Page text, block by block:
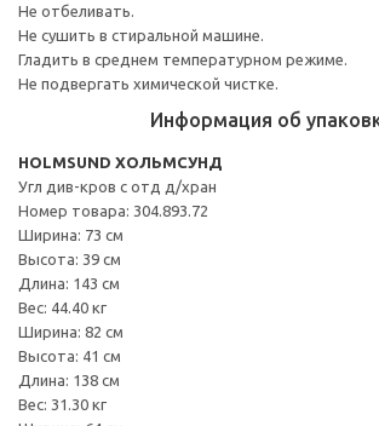
Не отбеливать.
Не сушить в стиральной машине.
Гладить в среднем температурном режиме.
Не подвергать химической чистке.
Информация об
HOLMSUND ХОЛЬМСУНД
Угл див-кров с отд д/хран
Номер товара: 304.893.72
Ширина: 73 см
Высота: 39 см
Длина: 143 см
Вес: 44.40 кг
Ширина: 82 см
Высота: 41 см
Длина: 138 см
Вес: 31.30 кг